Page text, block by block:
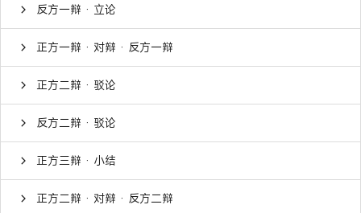
反方一辩 · 立论
正方一辩 · 对辩 · 反方一辩
正方二辩 · 驳论
反方二辩 · 驳论
正方三辩 · 小结
正方二辩 · 对辩 · 反方二辩